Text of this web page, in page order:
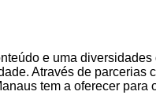
e uma
Através de parcerias
tem a oferecer